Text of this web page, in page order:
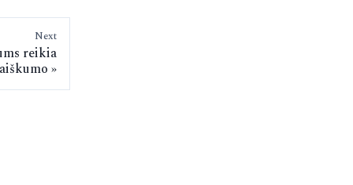
Next
reikia
aiškumo